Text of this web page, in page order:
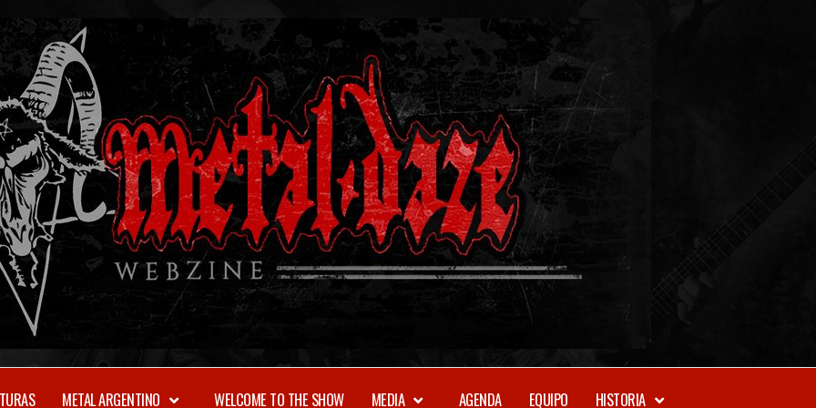
WEBZINE
METAL ARGENTINO WELCOME TO THE SHOW MEDIA AGENDA EQUIPO HISTORIA